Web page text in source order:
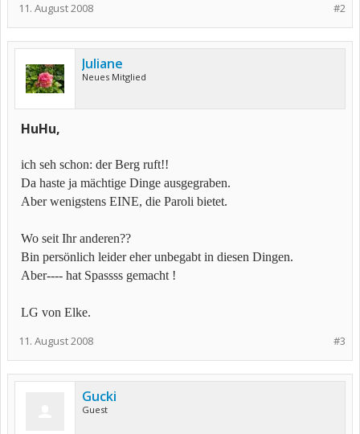
#2
11. August 2008
Juliane
Neues Mitglied
HuHu,
ich seh schon: der Berg ruft!!
Da haste ja mächtige Dinge ausgegraben.
Aber wenigstens EINE, die Paroli bietet.
Wo seit Ihr anderen??
Bin persönlich leider eher unbegabt in diesen Dingen.
Aber---- hat Spassss gemacht !
LG von Elke.
#3
11. August 2008
Gucki
Guest